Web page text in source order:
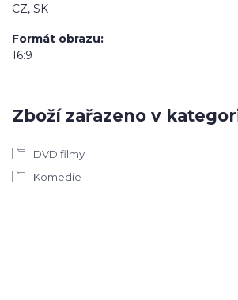
CZ, SK
Formát obrazu
16:9
Zboží zařazeno v
DVD filmy
Komedie